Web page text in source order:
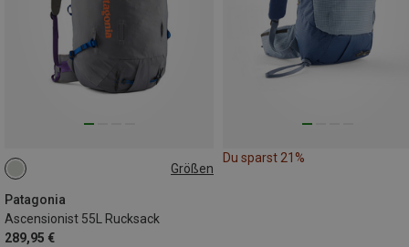
Größen
Patagonia
Ascensionist 55L Rucksack
289,95 €
55L | L
Du sparst 21%